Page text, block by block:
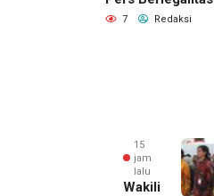
7 Redaksi
15
jam
lalu
Wakili